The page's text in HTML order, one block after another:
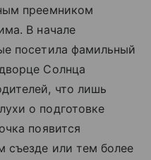
преемником
В начале
посетила фамильный
Солнца
что лишь
о подготовке
появится
съезде или тем более